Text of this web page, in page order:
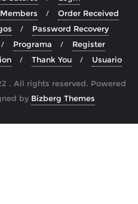
Members
Order Received
Password Recovery
Programa
Register
Thank You Usuario
. All rights reserved. Powered
by Bizberg Themes